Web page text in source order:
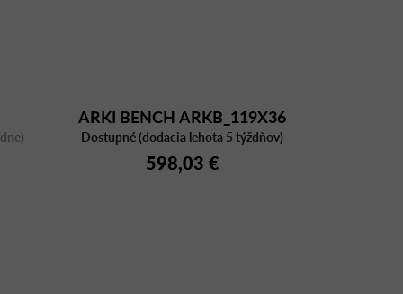
ARKI BENCH ARKB_119X36
Dostupné (dodacia lehota 5 týždňov)
598,03 €